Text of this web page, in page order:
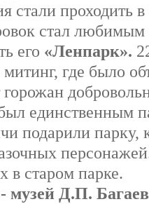
стали проходить
стал
его «Ленпарк».
где было
горожан
единственным
подарили парку,
в старом парке.
Д.П.